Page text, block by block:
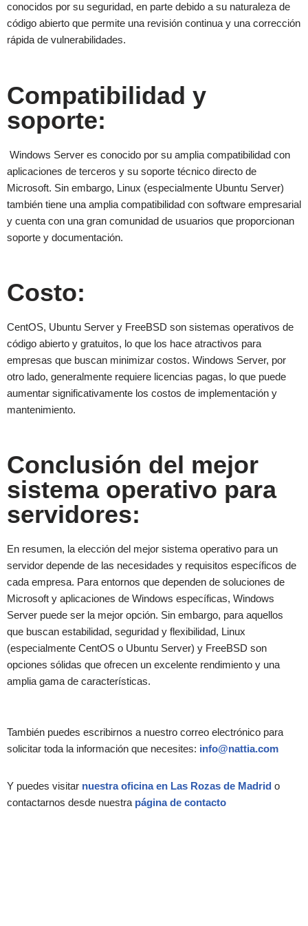
conocidos por su seguridad, en parte debido a su naturaleza de
código abierto que permite una revisión continua y una corrección
rápida de vulnerabilidades.
Compatibilidad y
soporte:
Windows Server es conocido por su amplia compatibilidad con
aplicaciones de terceros y su soporte técnico directo de
Microsoft. Sin embargo, Linux (especialmente Ubuntu Server)
también tiene una amplia compatibilidad con software empresarial
y cuenta con una gran comunidad de usuarios que proporcionan
soporte y documentación.
Costo:
CentOS, Ubuntu Server y FreeBSD son sistemas operativos de
código abierto y gratuitos, lo que los hace atractivos para
empresas que buscan minimizar costos. Windows Server, por
otro lado, generalmente requiere licencias pagas, lo que puede
aumentar significativamente los costos de implementación y
mantenimiento.
Conclusión del mejor
sistema operativo para
servidores:
En resumen, la elección del mejor sistema operativo para un
servidor depende de las necesidades y requisitos específicos de
cada empresa. Para entornos que dependen de soluciones de
Microsoft y aplicaciones de Windows específicas, Windows
Server puede ser la mejor opción. Sin embargo, para aquellos
que buscan estabilidad, seguridad y flexibilidad, Linux
(especialmente CentOS o Ubuntu Server) y FreeBSD son
opciones sólidas que ofrecen un excelente rendimiento y una
amplia gama de características.
También puedes escribirnos a nuestro correo electrónico para
solicitar toda la información que necesites: info@nattia.com
Y puedes visitar nuestra oficina en Las Rozas de Madrid o
contactarnos desde nuestra página de contacto